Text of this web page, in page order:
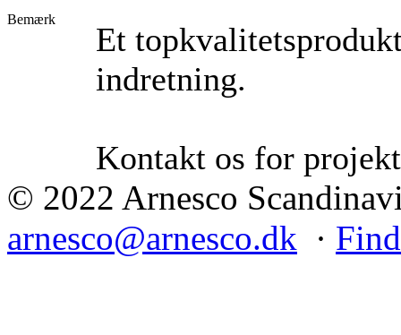
Bemærk
Et
indretning.
Kontakt os for
© 2022 Arnesco
arnesco@arnesco.dk ·